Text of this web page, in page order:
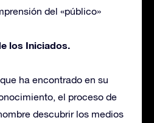
del «público»
los Iniciados.
ha encontrado en su
el proceso de
descubrir los medios